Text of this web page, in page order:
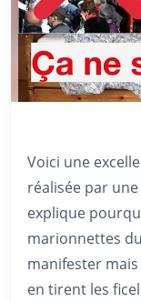
Voici une
réalisée par
explique
marionnettes
manifester
en tirent les